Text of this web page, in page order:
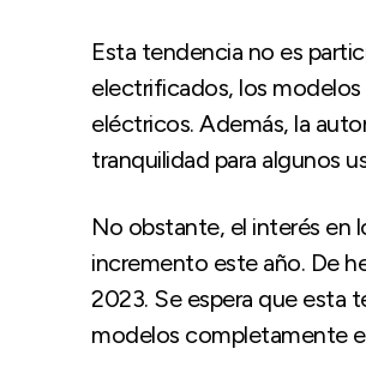
Esta tendencia no es
electrificados, los
eléctricos. Además, la
tranquilidad para algunos
No obstante, el interés en
incremento este año. De
2023. Se espera que esta
modelos completamente